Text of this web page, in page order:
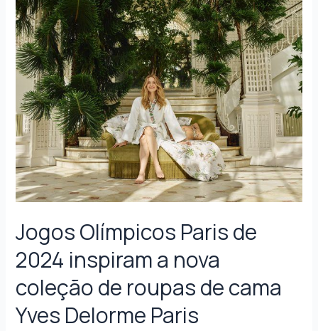
Jogos Olímpicos Paris de
2024 inspiram a nova
coleção de roupas de cama
Yves Delorme Paris